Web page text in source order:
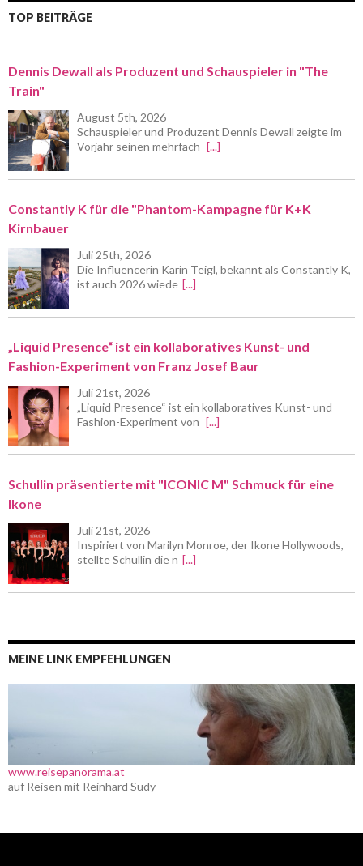
TOP BEITRÄGE
Dennis Dewall als Produzent und Schauspieler in "The
Train"
August 5th, 2026
Schauspieler und Produzent Dennis Dewall zeigte im
Vorjahr seinen mehrfach [...]
Constantly K für die "Phantom-Kampagne für K+K
Kirnbauer
Juli 25th, 2026
Die Influencerin Karin Teigl, bekannt als Constantly K,
ist auch 2026 wiede [...]
„Liquid Presence“ ist ein kollaboratives Kunst- und
Fashion-Experiment von Franz Josef Baur
Juli 21st, 2026
„Liquid Presence“ ist ein kollaboratives Kunst- und
Fashion-Experiment von [...]
Schullin präsentierte mit "ICONIC M" Schmuck für eine
Ikone
Juli 21st, 2026
Inspiriert von Marilyn Monroe, der Ikone Hollywoods,
stellte Schullin die n [...]
MEINE LINK EMPFEHLUNGEN
www.reisepanorama.at
auf Reisen mit Reinhard Sudy